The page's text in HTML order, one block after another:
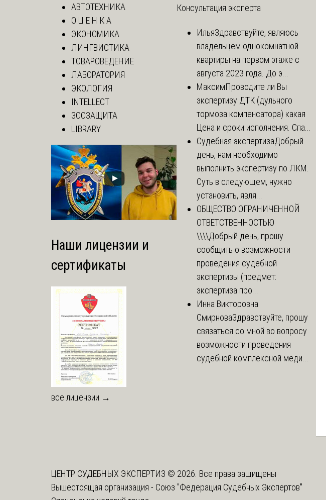
АВТОТЕХНИКА
О Ц Е Н К А
ЭКОНОМИКА
ЛИНГВИСТИКА
ТОВАРОВЕДЕНИЕ
ЛАБОРАТОРИЯ
ЭКОЛОГИЯ
INTELLECT
ЗООЗАЩИТА
LIBRARY
Наши лицензии и
сертификаты
все лицензии →
Консультация эксперта
ИльяЗдравствуйте, являюсь
владельцем однокомнатной
квартиры на первом этаже с
августа 2023 года. До э...
МаксимПроводите ли Вы
экспертизу ДТК (дульного
тормоза компенсатора) какая
Цена и сроки исполнения. Спа...
Судебная экспертизаДобрый
день, нам необходимо
выполнить экспертизу по ЛКМ.
Суть в следующем, нужно
установить, явля...
ОБЩЕСТВО ОГРАНИЧЕННОЙ
ОТВЕТСТВЕННОСТЬЮ
\\\\Добрый день, прошу
сообщить о возможности
проведения судебной
экспертизы (предмет:
экспертиза про...
Инна Викторовна
СмирноваЗдравствуйте, прошу
связаться со мной во вопросу
возможности проведения
судебной комплексной меди...
ЦЕНТР СУДЕБНЫХ ЭКСПЕРТИЗ © 2026. Все права защищены
Вышестоящая организация - Союз "Федерация Судебных Экспертов"